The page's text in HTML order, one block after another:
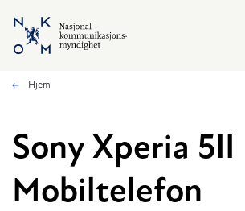
Hopp til hovedinnhold
Hjem
Sony Xperia 5II
Mobiltelefon